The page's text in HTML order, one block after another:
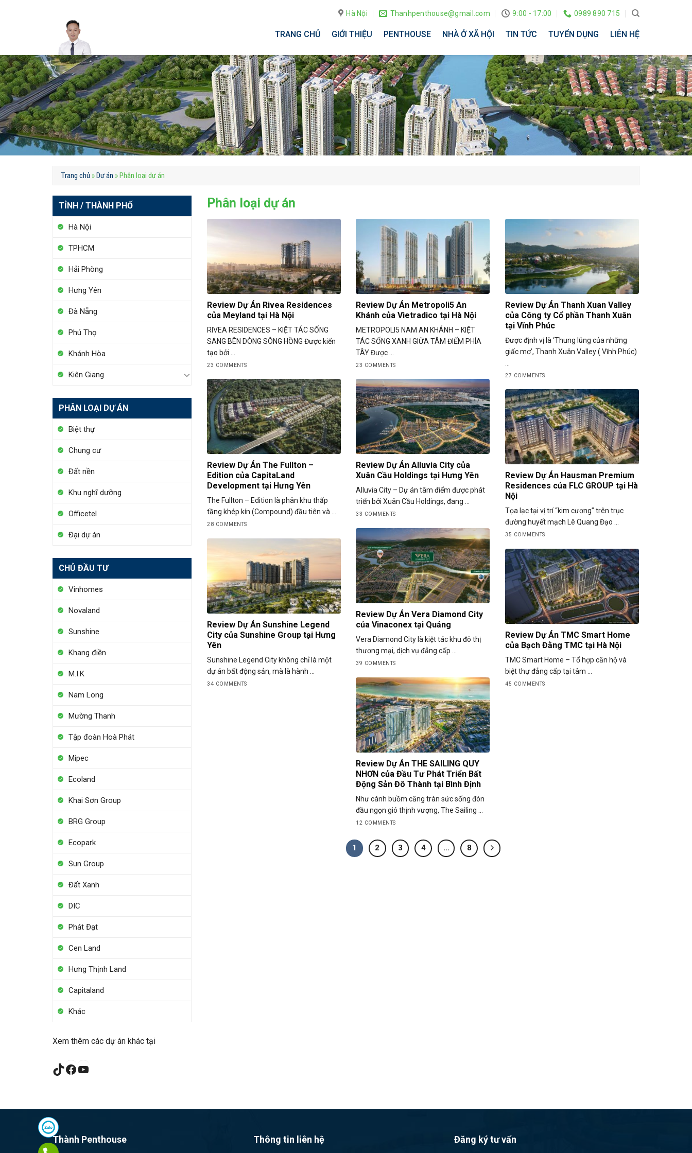
Hà Nội Thanhpenthouse@gmail.com 9:00 - 17:00 0989 890 715
TRANG CHỦ GIỚI THIỆU PENTHOUSE NHÀ Ở XÃ HỘI TIN TỨC TUYỂN DỤNG LIÊN HỆ
Trang chủ »Dự án »Phân loại dự án
TỈNH / THÀNH PHỐ
Hà Nội
TPHCM
Hải Phòng
Hưng Yên
Đà Nẵng
Phú Thọ
Khánh Hòa
Kiên Giang
PHÂN LOẠI DỰ ÁN
Biệt thự
Chung cư
Đất nền
Khu nghĩ dưỡng
Officetel
Đại dự án
CHỦ ĐẦU TƯ
Vinhomes
Novaland
Sunshine
Khang điền
M.I.K
Nam Long
Mường Thanh
Tập đoàn Hoà Phát
Mipec
Ecoland
Khai Sơn Group
BRG Group
Ecopark
Sun Group
Đất Xanh
DIC
Phát Đạt
Cen Land
Hưng Thịnh Land
Capitaland
Khác
Xem thêm các dự án khác tại
TikTok
Facebook
Phân loại dự án
Review Dự Án Rivea Residences
của Meyland tại Hà Nội
RIVEA RESIDENCES – KIỆT TÁC SỐNG
SANG BÊN DÒNG SÔNG HỒNG Được kiến
tạo bởi ...
23 COMMENTS
Review Dự Án Metropoli5 An
Khánh của Vietradico tại Hà Nội
METROPOLI5 NAM AN KHÁNH – KIỆT
TÁC SỐNG XANH GIỮA TÂM ĐIỂM PHÍA
TÂY Được ...
23 COMMENTS
Review Dự Án Thanh Xuan Valley
của Công ty Cổ phần Thanh Xuân
tại Vĩnh Phúc
Được định vị là ‘Thung lũng của những
giấc mơ’, Thanh Xuân Valley ( Vĩnh Phúc)
27 COMMENTS
Review Dự Án The Fullton –
Edition của CapitaLand
Development tại Hưng Yên
The Fullton – Edition là phân khu thấp
tầng khép kín (Compound) đầu tiên và ...
28 COMMENTS
Review Dự Án Alluvia City của
Xuân Cầu Holdings tại Hưng Yên
Alluvia City – Dự án tâm điểm được phát
triển bởi Xuân Cầu Holdings, đang ...
33 COMMENTS
Review Dự Án Hausman Premium
Residences của FLC GROUP tại Hà
Nội
Tọa lạc tại vị trí “kim cương” trên trục
đường huyết mạch Lê Quang Đạo ...
35 COMMENTS
Review Dự Án Vera Diamond City
của Vinaconex tại Quảng
Vera Diamond City là kiệt tác khu đô thị
thương mại, dịch vụ đẳng cấp ...
39 COMMENTS
Review Dự Án Sunshine Legend
City của Sunshine Group tại Hưng
Yên
Sunshine Legend City không chỉ là một
dự án bất động sản, mà là hành ...
34 COMMENTS
Review Dự Án TMC Smart Home
của Bạch Đằng TMC tại Hà Nội
TMC Smart Home – Tổ hợp căn hộ và
biệt thự đẳng cấp tại tâm ...
45 COMMENTS
Review Dự Án THE SAILING QUY
NHƠN của Đầu Tư Phát Triển Bất
Động Sản Đô Thành tại Bình Định
Như cánh buồm căng tràn sức sống đón
đầu ngọn gió thịnh vượng, The Sailing ...
12 COMMENTS
1 2 3 4 … 8
Thành Penthouse Thông tin liên hệ Đăng ký tư vấn